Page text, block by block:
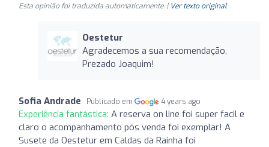
Esta opinião foi traduzida automaticamente. | Ver texto original
Oestetur
Agradecemos a sua recomendação,
Prezado Joaquim!
Sofia Andrade Publicado em 4 years ago
Experiência fantástica: A reserva on line foi super facil e
claro o acompanhamento pós venda foi exemplar! A
Susete da Oestetur em Caldas da Rainha foi